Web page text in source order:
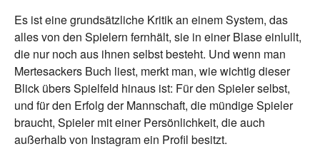
Es ist eine grundsätzliche Kritik an einem System, das
alles von den Spielern fernhält, sie in einer Blase einlullt,
die nur noch aus ihnen selbst besteht. Und wenn man
Mertesackers Buch liest, merkt man, wie wichtig dieser
Blick übers Spielfeld hinaus ist: Für den Spieler selbst,
und für den Erfolg der Mannschaft, die mündige Spieler
braucht, Spieler mit einer Persönlichkeit, die auch
außerhalb von Instagram ein Profil besitzt.